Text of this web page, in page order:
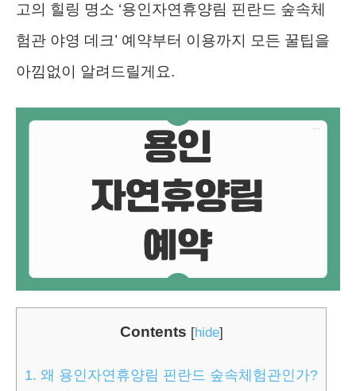
고의 힐링 명소 ‘용인자연휴양림 핀란드 숲속체
험관 야영 데크’ 예약부터 이용까지 모든 꿀팁을
아낌없이 알려드릴게요.
Contents [hide]
1. 왜 용인자연휴양림 핀란드 숲속체험관인가?